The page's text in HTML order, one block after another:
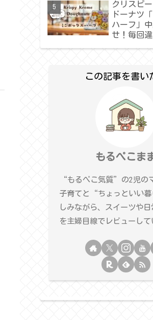
クリスピ
ドーナツ
ハーフ」
せ！毎回
この記事を書い
もるぺこま
“もるぺこ気質”の2児の
子育てと“ちょっといい
しみながら、スイーツや
を主婦目線でレビューして